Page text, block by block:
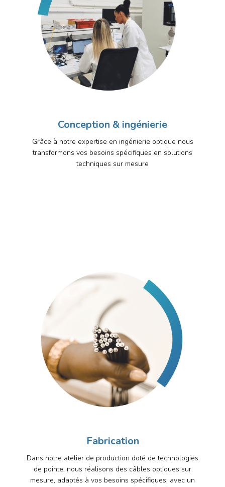
Conception & ingénierie
Grâce à notre expertise en ingénierie optique nous
transformons vos besoins spécifiques en solutions
techniques sur mesure
Fabrication
Dans notre atelier de production doté de technologies
de pointe, nous réalisons des câbles optiques sur
mesure, adaptés à vos besoins spécifiques, avec un